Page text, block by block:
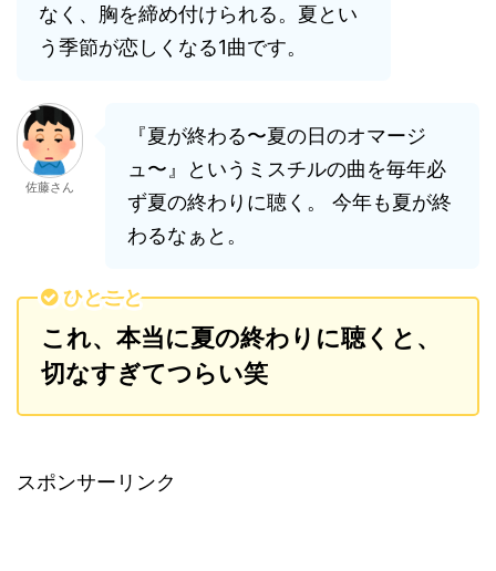
なく、胸を締め付けられる。夏とい
う季節が恋しくなる1曲です。
佐藤さん
『夏が終わる〜夏の日のオマージ
ュ〜』というミスチルの曲を毎年必
ず夏の終わりに聴く。 今年も夏が終
わるなぁと。
ひとこと
これ、本当に夏の終わりに聴くと、
切なすぎてつらい笑
スポンサーリンク